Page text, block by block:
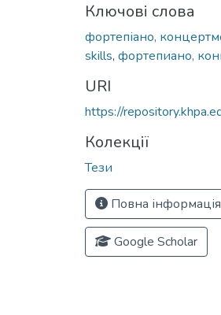
Ключові слова
фортепіано,
skills, фортепиано,
URI
https://
Колекції
Тези
Повна
Google Scholar